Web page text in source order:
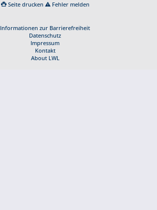
Seite drucken Fehler melden
Informationen zur Barrierefreiheit
Datenschutz
Impressum
Kontakt
About LWL